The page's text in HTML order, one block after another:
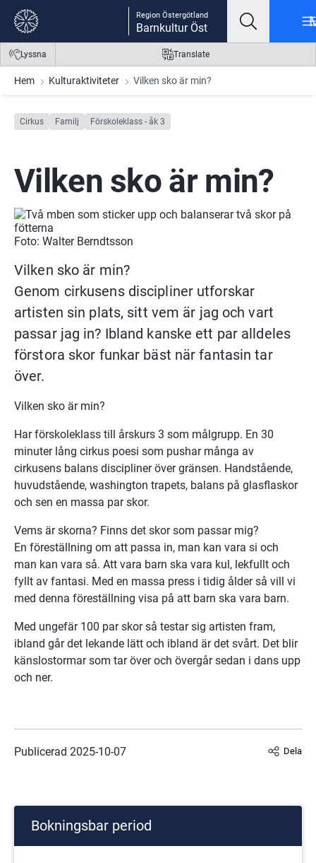
Gå till innehåll
Gå till meny
Gå till sidfot Region Östergötland
Barnkultur Öst
Lyssna Translate
Hem Kulturaktiviteter Vilken sko är min?
Cirkus Familj Förskoleklass - åk 3
Vilken sko är min?
Foto: Walter Berndtsson
Vilken sko är min?
Genom cirkusens discipliner utforskar
artisten sin plats, sitt vem är jag och vart
passar jag in? Ibland kanske ett par alldeles
förstora skor funkar bäst när fantasin tar
över.
Vilken sko är min?
Har förskoleklass till årskurs 3 som målgrupp. En 30
minuter lång cirkus poesi som pushar många av
cirkusens balans discipliner över gränsen. Handstående,
huvudstående, washington trapets, balans på glasflaskor
och sen en massa par skor.
Vems är skorna? Finns det skor som passar mig?
En föreställning om att passa in, man kan vara si och
man kan vara så. Att vara barn ska vara kul, lekfullt och
fyllt av fantasi. Med en massa press i tidig ålder så vill vi
med denna föreställning visa på att barn ska vara barn.
Med ungefär 100 par skor så testar sig artisten fram,
ibland går det lekande lätt och ibland är det svårt. Det blir
känslostormar som tar över och övergår sedan i dans upp
och ner.
Publicerad 2025-10-07 Dela
Bokningsbar period